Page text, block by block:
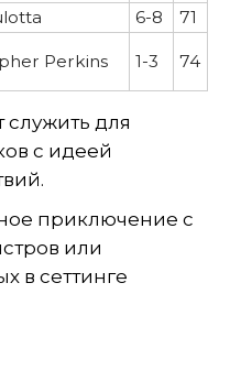
6-8
71
Perkins 1-3 74
для
с идеей
приключение с
или
в сеттинге